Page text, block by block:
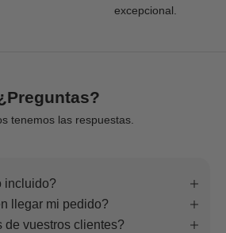
excepcional.
tenemos las respuestas.
incluido?
llegar mi pedido?
de vuestros clientes?